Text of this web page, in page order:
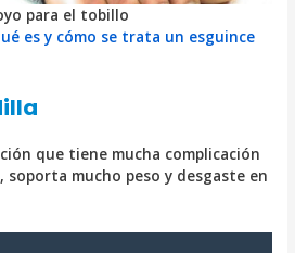
para el tobillo
es y cómo se trata un esguince
que tiene mucha complicación
soporta mucho peso y desgaste en